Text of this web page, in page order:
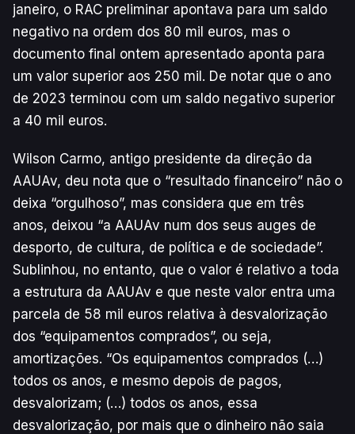
janeiro, o RAC preliminar apontava para um saldo
negativo na ordem dos 80 mil euros, mas o
documento final ontem apresentado aponta para
um valor superior aos 250 mil. De notar que o ano
de 2023 terminou com um saldo negativo superior
a 40 mil euros.
Wilson Carmo, antigo presidente da direção da
AAUAv, deu nota que o “resultado financeiro” não o
deixa “orgulhoso”, mas considera que em três
anos, deixou “a AAUAv num dos seus auges de
desporto, de cultura, de política e de sociedade”.
Sublinhou, no entanto, que o valor é relativo a toda
a estrutura da AAUAv e que neste valor entra uma
parcela de 58 mil euros relativa à desvalorização
dos “equipamentos comprados”, ou seja,
amortizações. “Os equipamentos comprados (…)
todos os anos, e mesmo depois de pagos,
desvalorizam; (…) todos os anos, essa
desvalorização, por mais que o dinheiro não saia